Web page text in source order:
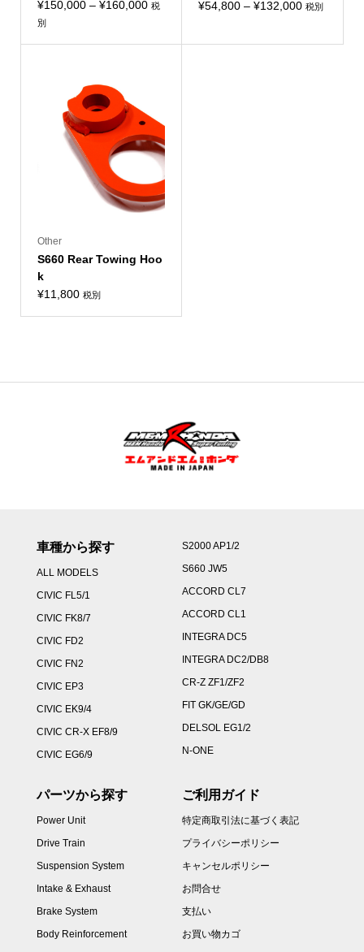
¥150,000 – ¥160,000価
税
別
¥54,800 – ¥132,000価税別
Other
S660 Rear Towing Hoo
k
¥11,800 税別
車種から探す
ALL MODELS
CIVIC FL5/1
CIVIC FK8/7
CIVIC FD2
CIVIC FN2
CIVIC EP3
CIVIC EK9/4
CIVIC CR-X EF8/9
CIVIC EG6/9
S2000 AP1/2
S660 JW5
ACCORD CL7
ACCORD CL1
INTEGRA DC5
INTEGRA DC2/DB8
CR-Z ZF1/ZF2
FIT GK/GE/GD
DELSOL EG1/2
N-ONE
パーツから探す
Power Unit
Drive Train
Suspension System
Intake & Exhaust
Brake System
Body Reinforcement
ご利用ガイド
特定商取引法に基づく表記
プライバシーポリシー
キャンセルポリシー
お問合せ
支払い
お買い物カゴ